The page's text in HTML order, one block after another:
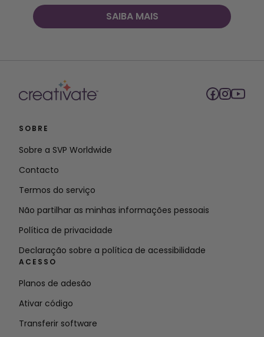
SAIBA MAIS
SOBRE
Sobre a SVP Worldwide
Contacto
Termos do serviço
Não partilhar as minhas informações pessoais
Política de privacidade
Declaração sobre a política de acessibilidade
ACESSO
Planos de adesão
Ativar código
Transferir software